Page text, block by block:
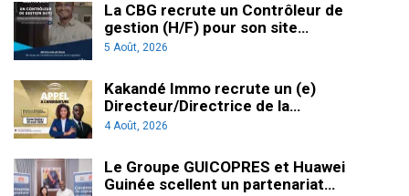
La CBG recrute un Contrôleur de
gestion (H/F) pour son site…
5 Août, 2026
Kakandé Immo recrute un (e)
Directeur/Directrice de la…
4 Août, 2026
Le Groupe GUICOPRES et Huawei
Guinée scellent un partenariat…